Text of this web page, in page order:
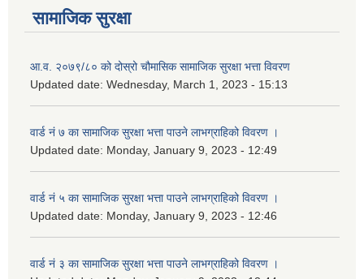
सामाजिक सुरक्षा
आ.व. २०७९/८० को दोस्रो चौमासिक सामाजिक सुरक्षा भत्ता विवरण
Updated date: Wednesday, March 1, 2023 - 15:13
वार्ड नं ७ का सामाजिक सुरक्षा भत्ता पाउने लाभग्राहिको विवरण ।
Updated date: Monday, January 9, 2023 - 12:49
वार्ड नं ५ का सामाजिक सुरक्षा भत्ता पाउने लाभग्राहिको विवरण ।
Updated date: Monday, January 9, 2023 - 12:46
वार्ड नं ३ का सामाजिक सुरक्षा भत्ता पाउने लाभग्राहिको विवरण ।